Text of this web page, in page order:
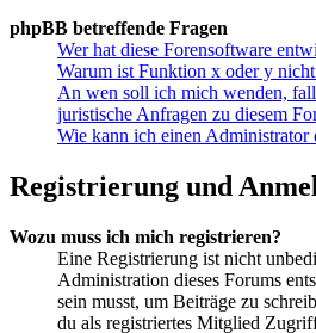
phpBB betreffende Fragen
Wer hat diese Forensoftware
Warum ist Funktion x oder y
An wen soll ich mich wenden,
juristische Anfragen zu diesem
Wie kann ich einen Administrator
Registrierung und
Wozu muss ich mich registrieren?
Eine Registrierung ist nicht
Administration dieses Forums
sein musst, um Beiträge zu
du als registriertes Mitglied